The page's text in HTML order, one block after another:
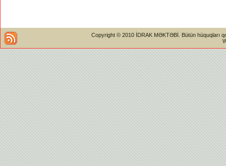
Copyright © 2010 İDRAK MƏKTƏBİ. Bütün hüquqları